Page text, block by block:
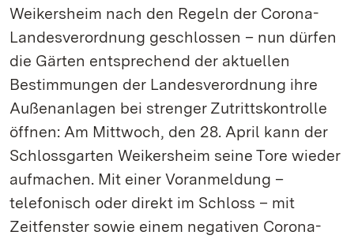
Weikersheim nach den Regeln der Corona-
Landesverordnung geschlossen – nun dürfen
die Gärten entsprechend der aktuellen
Bestimmungen der Landesverordnung ihre
Außenanlagen bei strenger Zutrittskontrolle
öffnen: Am Mittwoch, den 28. April kann der
Schlossgarten Weikersheim seine Tore wieder
aufmachen. Mit einer Voranmeldung –
telefonisch oder direkt im Schloss – mit
Zeitfenster sowie einem negativen Corona-